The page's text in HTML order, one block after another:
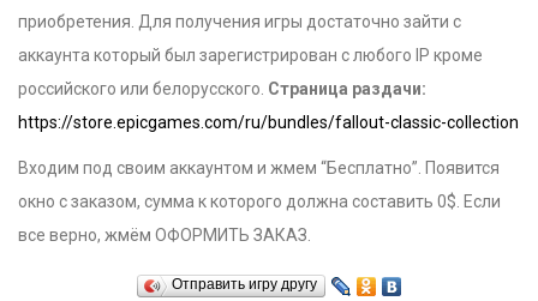
приобретения. Для получения игры достаточно зайти с
аккаунта который был зарегистрирован с любого IP кроме
российского или белорусского. Страница раздачи:
https://store.epicgames.com/ru/bundles/fallout-classic-collection
Входим под своим аккаунтом и жмем “Бесплатно”. Появится
окно с заказом, сумма к которого должна составить 0$. Если
все верно, жмём ОФОРМИТЬ ЗАКАЗ.
Отправить игру другу